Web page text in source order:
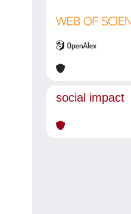
social impact